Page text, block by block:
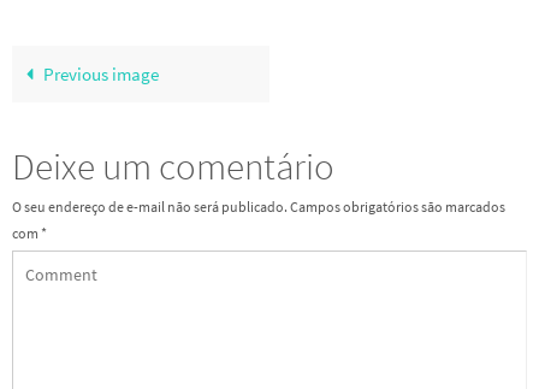
Previous image
Deixe um comentário
O seu endereço de e-mail não será publicado. Campos obrigatórios são marcados
com *